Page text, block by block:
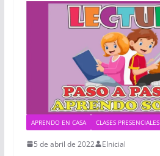
APRENDO EN CASA CLASES PRESENCIALES
5 de abril de 2022 EInicial